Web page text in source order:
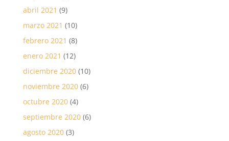
abril 2021 (9)
marzo 2021 (10)
febrero 2021 (8)
enero 2021 (12)
diciembre 2020(10)
noviembre 2020(6)
octubre 2020(4)
septiembre 2020(6)
agosto 2020(3)